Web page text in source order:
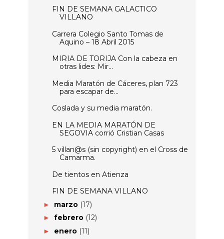
FIN DE SEMANA GALACTICO
VILLANO
Carrera Colegio Santo Tomas de
Aquino – 18 Abril 2015
MIRIA DE TORIJA Con la cabeza en
otras lides: Mir...
Media Maratón de Cáceres, plan 723
para escapar de...
Coslada y su media maratón.
EN LA MEDIA MARATÓN DE
SEGOVIA corrió Cristian Casas
5 villan@s (sin copyright) en el Cross de
Camarma.
De tientos en Atienza
FIN DE SEMANA VILLANO
► marzo (17)
► febrero (12)
► enero (11)